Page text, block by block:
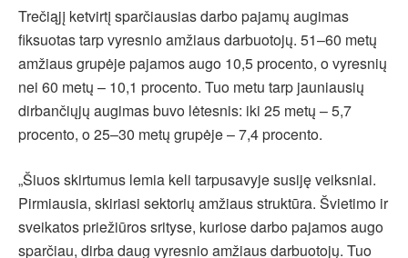
Trečiąjį ketvirtį sparčiausias darbo pajamų augimas
fiksuotas tarp vyresnio amžiaus darbuotojų. 51–60 metų
amžiaus grupėje pajamos augo 10,5 procento, o vyresnių
nei 60 metų – 10,1 procento. Tuo metu tarp jauniausių
dirbančiųjų augimas buvo lėtesnis: iki 25 metų – 5,7
procento, o 25–30 metų grupėje – 7,4 procento.
„Šiuos skirtumus lemia keli tarpusavyje susiję veiksniai.
Pirmiausia, skiriasi sektorių amžiaus struktūra. Švietimo ir
sveikatos priežiūros srityse, kuriose darbo pajamos augo
sparčiau, dirba daug vyresnio amžiaus darbuotojų. Tuo